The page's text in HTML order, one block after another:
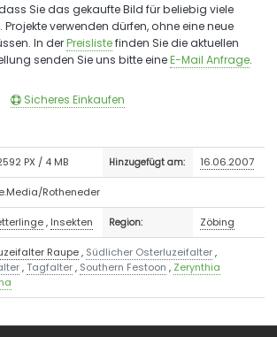
Sie das gekaufte Bild für beliebig viele
verwenden dürfen, ohne eine neue
In derPreislistefinden Sie die aktuellen
senden Sie uns bitte eineE-Mail Anfrage.
Sicheres Einkaufen
PX / 4 MB Hinzugefügt am: 16.06.2007
Rotheneder
, Insekten Region: Zöbing
Raupe, Südlicher Osterluzeifalter,
,Tagfalter, Southern Festoon , Zerynthia